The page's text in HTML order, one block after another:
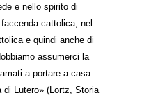
e nello spirito di
cattolica, nel
e quindi anche di
assumerci la
a portare a casa
Lutero» (Lortz, Storia